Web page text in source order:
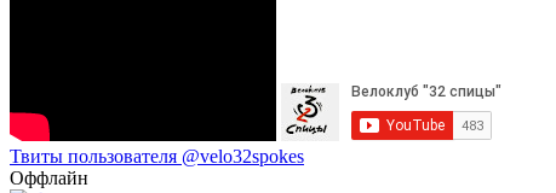
Твиты пользователя @velo32spokes
Оффлайн